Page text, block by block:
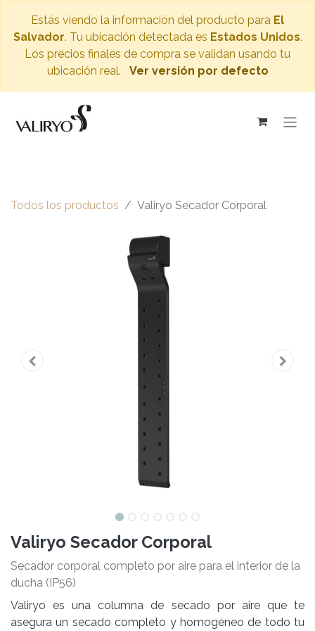
Estás viendo la información del producto para El
Salvador. Tu ubicación detectada es Estados Unidos.
Los precios finales de compra se validan usando tu
ubicación real.
Ver versión por defecto
Todos los productos Valiryo Secador Corporal
Valiryo Secador Corporal
Secador corporal completo por aire para el interior de la
ducha (IP56)
Valiryo es una columna de secado por aire que te
asegura un secado completo y homogéneo de todo tu